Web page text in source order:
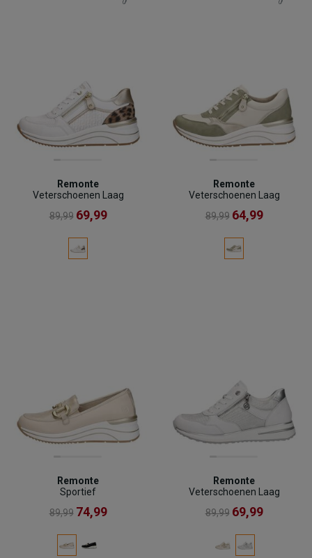
Remonte
Veterschoenen Laag
89,99 69,99
Remonte
Veterschoenen Laag
89,99 64,99
Remonte
Sportief
89,99 74,99
Remonte
Veterschoenen Laag
89,99 69,99